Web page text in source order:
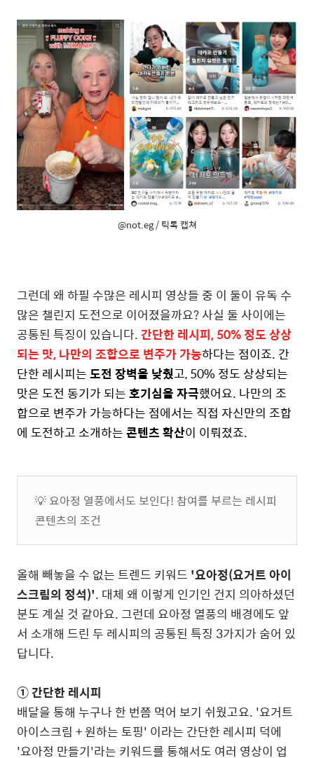
@not.eg / 틱톡 캡쳐
그런데 왜 하필 수많은 레시피 영상들 중 이 둘이 유독 수
많은 챌린지 도전으로 이어졌을까요? 사실 둘 사이에는
공통된 특징이 있습니다.간단한 레시피, 50% 정도 상상
되는 맛, 나만의 조합으로 변주가 가능하다는 점이죠. 간
단한 레시피는도전 장벽을 낮췄고, 50% 정도 상상되는
맛은 도전 동기가 되는호기심을 자극했어요. 나만의 조
합으로 변주가 가능하다는 점에서는 직접 자신만의 조합
에 도전하고 소개하는콘텐츠 확산이 이뤄졌죠.
💡 요아정 열풍에서도 보인다! 참여를 부르는 레시피
콘텐츠의 조건
올해 빼놓을 수 없는 트렌드 키워드 '요아정(요거트 아이
스크림의 정석)'. 대체 왜 이렇게 인기인 건지 의아하셨던
분도 계실 것 같아요. 그런데 요아정 열풍의 배경에도 앞
서 소개해 드린 두 레시피의 공통된 특징 3가지가 숨어 있
답니다.
① 간단한 레시피
배달을 통해 누구나 한 번쯤 먹어 보기 쉬웠고요. '요거트
아이스크림 + 원하는 토핑' 이라는 간단한 레시피 덕에
'요아정 만들기'라는 키워드를 통해서도 여러 영상이 업